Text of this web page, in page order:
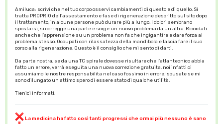
Amiluca: scrivi che nel tuo corpo osservi cambiamenti di questo e di quello. Si
tratta PROPRIO dell'assestamento e fase di rigenerazione descritto sul sito dopo
il trattamento, in alcune persone può durare più a lungo. I dolori sembrano
spostarsi, si corregge una parte e sorge un nuovo problema da un altra. Ricordati
anche che l'apprensione su un problema non fa che ingigantire e dare forza al
problema stesso. Occupati con rilassatezza della mandibola e lascia fare il suo
corso alla rigenerazione. Questo è il consiglio che mi sento di darti.
Da parte nostra, se da una TC spirale dovesse risultare che l'atlantecnico abbia
fatto un errore, verrà eseguita una nuova correzione gratuita. noi infatti ci
assumiamo le nostre responsabilita nel caso fossimo in errore! scusate se mi
sono dilungato un attimo spero di essere stato di qualche utilità.
Tienici informati.
La medicina ha fatto così tanti progressi che ormai più nessuno è sano